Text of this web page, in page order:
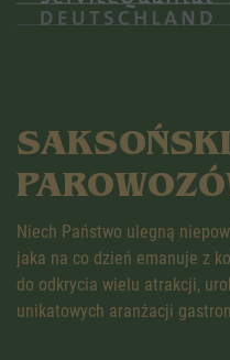
Niech Państwo ulegną
jaka na co dzień emanuje z
do odkrycia wielu atrakcji,
unikatowych aranżacji